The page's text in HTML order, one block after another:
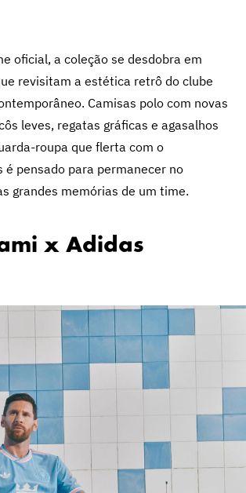
oficial, a coleção se desdobra em
revisitam a estética retrô do clube
Camisas polo com novas
leves, regatas gráficas e agasalhos
roupa que flerta com o
é pensado para permanecer no
grandes memórias de um time.
x Adidas